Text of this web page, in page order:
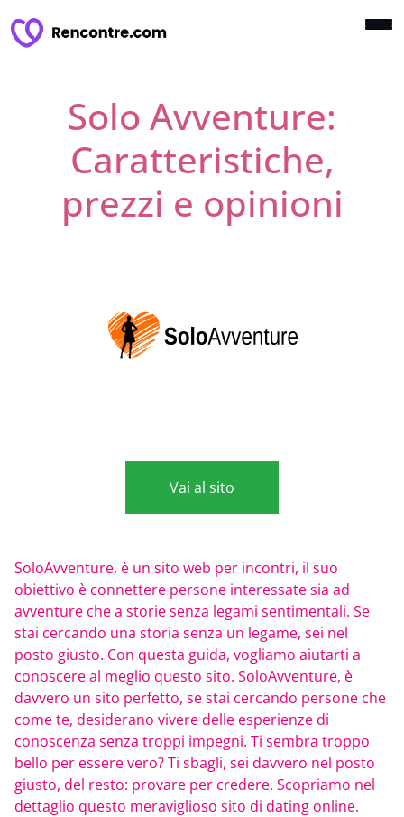
Solo Avventure:
Caratteristiche,
prezzi e opinioni
Vai al sito
SoloAvventure, è un sito web per incontri, il suo
obiettivo è connettere persone interessate sia ad
avventure che a storie senza legami sentimentali. Se
stai cercando una storia senza un legame, sei nel
posto giusto. Con questa guida, vogliamo aiutarti a
conoscere al meglio questo sito. SoloAvventure, è
davvero un sito perfetto, se stai cercando persone che
come te, desiderano vivere delle esperienze di
conoscenza senza troppi impegni. Ti sembra troppo
bello per essere vero? Ti sbagli, sei davvero nel posto
giusto, del resto: provare per credere. Scopriamo nel
dettaglio questo meraviglioso sito di dating online.